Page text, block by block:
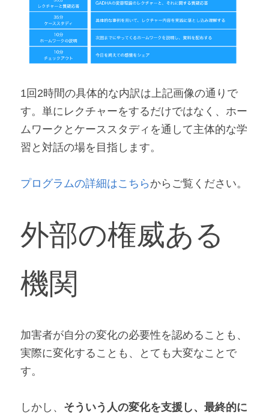
1回2時間の具体的な内訳は上記画像の通りで
す。単にレクチャーをするだけではなく、ホー
ムワークとケーススタディを通して主体的な学
習と対話の場を目指します。
プログラムの詳細はこちら からご覧ください。
外部の権威ある
機関
加害者が自分の変化の必要性を認めることも、
実際に変化することも、とても大変なことで
す。
しかし、 そういう人の変化を支援し、最終的に